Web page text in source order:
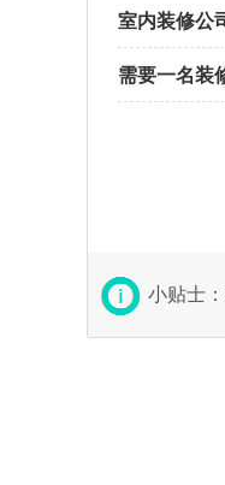
室内装修公
需要一名装
小贴士